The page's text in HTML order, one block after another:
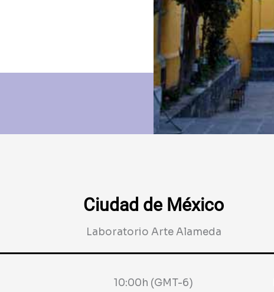
Ciudad de México
Laboratorio Arte Alameda
10:00h (GMT-6)